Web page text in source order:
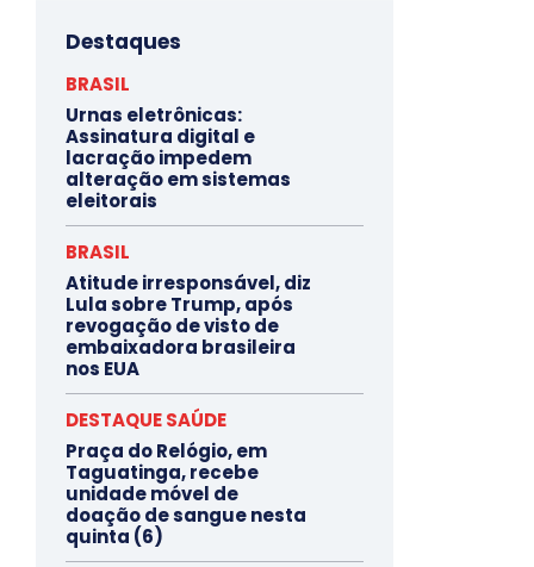
Destaques
BRASIL
Urnas eletrônicas:
Assinatura digital e
lacração impedem
alteração em sistemas
eleitorais
BRASIL
Atitude irresponsável, diz
Lula sobre Trump, após
revogação de visto de
embaixadora brasileira
nos EUA
DESTAQUE SAÚDE
Praça do Relógio, em
Taguatinga, recebe
unidade móvel de
doação de sangue nesta
quinta (6)